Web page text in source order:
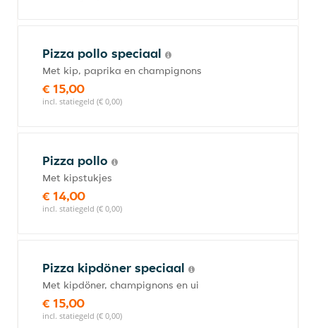
Pizza pollo speciaal
Met kip, paprika en champignons
€ 15,00
incl. statiegeld (€ 0,00)
Pizza pollo
Met kipstukjes
€ 14,00
incl. statiegeld (€ 0,00)
Pizza kipdöner speciaal
Met kipdöner, champignons en ui
€ 15,00
incl. statiegeld (€ 0,00)